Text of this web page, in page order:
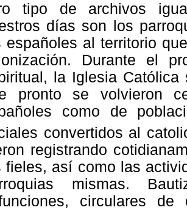
tipo de archivos
días son los
españoles al territorio
Durante el
la Iglesia
pronto se volvieron
como de
convertidos al
registrando
fieles, así como las
mismas.
circulares de